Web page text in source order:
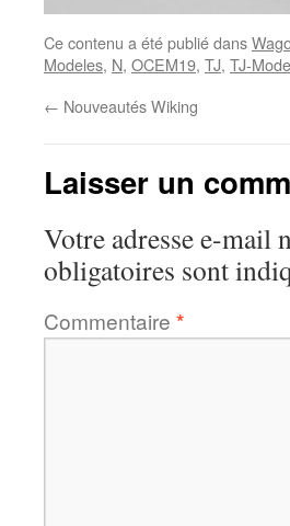
Ce contenu a été publié dans
Modeles, N, OCEM19, TJ, TJ-
← Nouveautés Wiking
Laisser un
Votre adresse e-mail
obligatoires sont
Commentaire *